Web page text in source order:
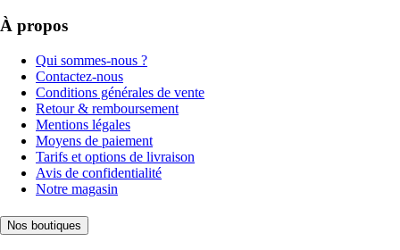
À propos
Qui sommes-nous ?
Contactez-nous
Conditions générales de vente
Retour & remboursement
Mentions légales
Moyens de paiement
Tarifs et options de livraison
Avis de confidentialité
Notre magasin
Nos boutiques